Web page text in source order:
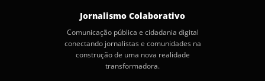
Jornalismo Colaborativo
Comunicação pública e cidadania digital
conectando jornalistas e comunidades na
construção de uma nova realidade
transformadora.